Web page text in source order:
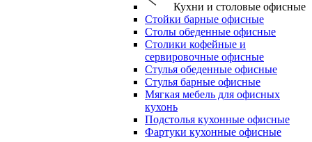
Кухни и столовые офисные
Стойки барные офисные
Столы обеденные офисные
Столики кофейные и
сервировочные офисные
Стулья обеденные офисные
Стулья барные офисные
Мягкая мебель для офисных
кухонь
Подстолья кухонные офисные
Фартуки кухонные офисные